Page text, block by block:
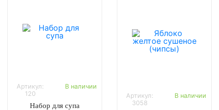
Артикул:
120
В наличии
Набор для супа
Артикул:
3058
В наличии